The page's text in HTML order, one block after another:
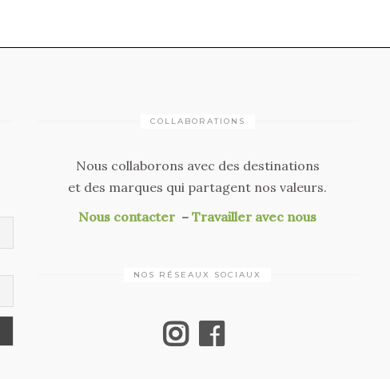
COLLABORATIONS
Nous collaborons avec des destinations
et des marques qui partagent nos valeurs.
Nous contacter –Travailler avec nous
NOS RÉSEAUX SOCIAUX